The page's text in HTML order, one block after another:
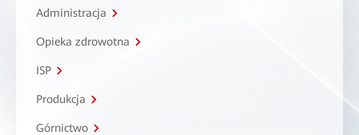
Administracja
Opieka zdrowotna
ISP
Produkcja
Górnictwo